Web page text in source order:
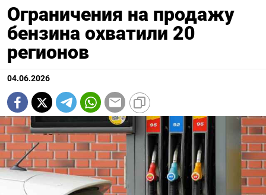
Ограничения на продажу
бензина охватили 20
регионов
04.06.2026